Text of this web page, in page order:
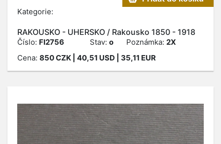
Kategorie:
RAKOUSKO - UHERSKO / Rakousko 1850 - 1918
Číslo: FI2756 Stav: o Poznámka: 2X
Cena: 850CZK | 40,51 USD | 35,11 EUR